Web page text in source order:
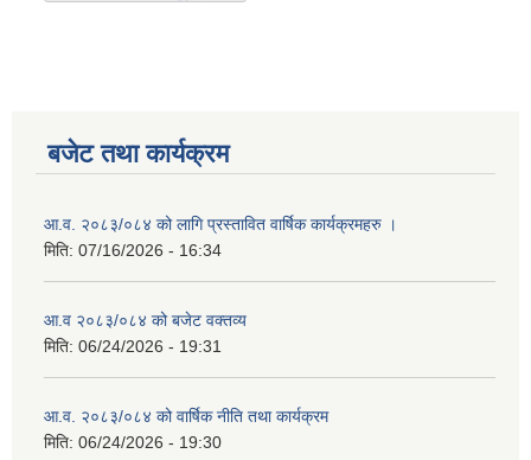
बजेट तथा कार्यक्रम
आ.व. २०८३/०८४ को लागि प्रस्तावित वार्षिक कार्यक्रमहरु ।
मिति: 07/16/2026 - 16:34
आ.व २०८३/०८४ को बजेट वक्तव्य
मिति: 06/24/2026 - 19:31
आ.व. २०८३/०८४ को वार्षिक नीति तथा कार्यक्रम
मिति: 06/24/2026 - 19:30